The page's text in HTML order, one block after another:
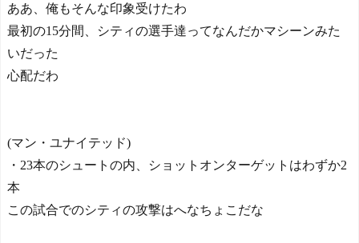
ああ、俺もそんな印象受けたわ
最初の15分間、シティの選手達ってなんだかマシーンみた
いだった
心配だわ
(マン・ユナイテッド)
・23本のシュートの内、ショットオンターゲットはわずか2
本
この試合でのシティの攻撃はへなちょこだな